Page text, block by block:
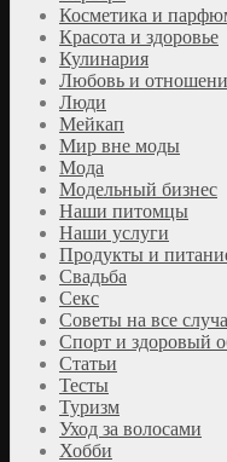
Косметика и
Красота и здоровье
Кулинария
Любовь и
Люди
Мейкап
Мир вне моды
Мода
Модельный бизнес
Наши питомцы
Наши услуги
Продукты и
Свадьба
Секс
Советы на все
Спорт и здоровый
Статьи
Тесты
Туризм
Уход за волосами
Хобби